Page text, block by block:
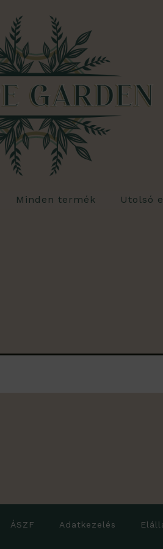
Minden termék Utolsó
ÁSZF Adatkezelés